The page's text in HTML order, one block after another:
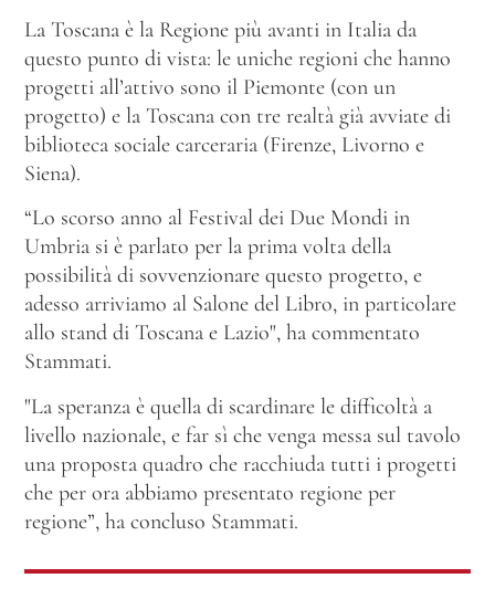
La Toscana è la Regione più avanti in Italia da
questo punto di vista: le uniche regioni che hanno
progetti all’attivo sono il Piemonte (con un
progetto) e la Toscana con tre realtà già avviate di
biblioteca sociale carceraria (Firenze, Livorno e
Siena).
“Lo scorso anno al Festival dei Due Mondi in
Umbria si è parlato per la prima volta della
possibilità di sovvenzionare questo progetto, e
adesso arriviamo al Salone del Libro, in particolare
allo stand di Toscana e Lazio", ha commentato
Stammati.
"La speranza è quella di scardinare le difficoltà a
livello nazionale, e far sì che venga messa sul tavolo
una proposta quadro che racchiuda tutti i progetti
che per ora abbiamo presentato regione per
regione”, ha concluso Stammati.